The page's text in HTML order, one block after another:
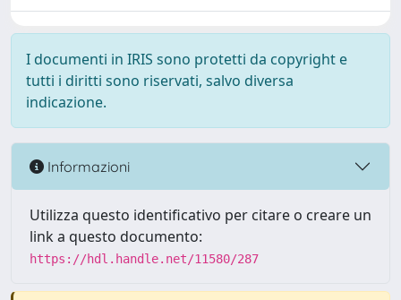
I documenti in IRIS sono protetti da copyright e
tutti i diritti sono riservati, salvo diversa
indicazione.
Informazioni
Utilizza questo identificativo per citare o creare un
link a questo documento:
https://hdl.handle.net/11580/287